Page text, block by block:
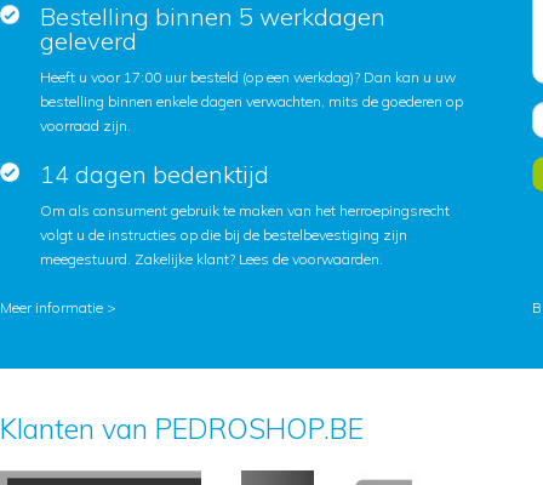
Bestelling binnen 5 werkdagen
geleverd
Heeft u voor 17:00 uur besteld (op een werkdag)? Dan kan u uw
bestelling binnen enkele dagen verwachten, mits de goederen op
voorraad zijn.
14 dagen bedenktijd
Om als consument gebruik te maken van het herroepingsrecht
volgt u de instructies op die bij de bestelbevestiging zijn
meegestuurd. Zakelijke klant? Lees de voorwaarden.
Meer informatie >
Klanten van PEDROSHOP.BE